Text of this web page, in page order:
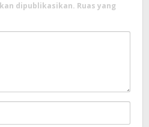
dipublikasikan. Ruas yang